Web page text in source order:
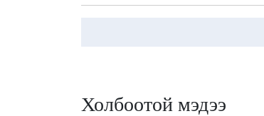
Холбоотой мэдээ